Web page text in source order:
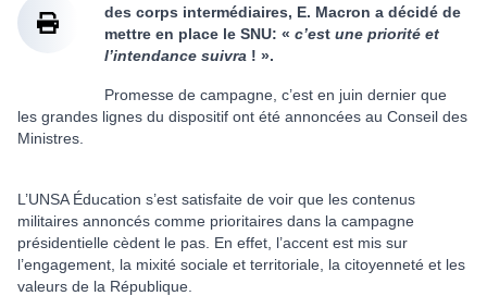
des corps intermédiaires, E. Macron a décidé de
mettre en place le SNU: « c’est une priorité et
l’intendance suivra ! ».
Promesse de campagne, c’est en juin dernier que
les grandes lignes du dispositif ont été annoncées au Conseil des
Ministres.
L’UNSA Éducation s’est satisfaite de voir que les contenus
militaires annoncés comme prioritaires dans la campagne
présidentielle cèdent le pas. En effet, l’accent est mis sur
l’engagement, la mixité sociale et territoriale, la citoyenneté et les
valeurs de la République.